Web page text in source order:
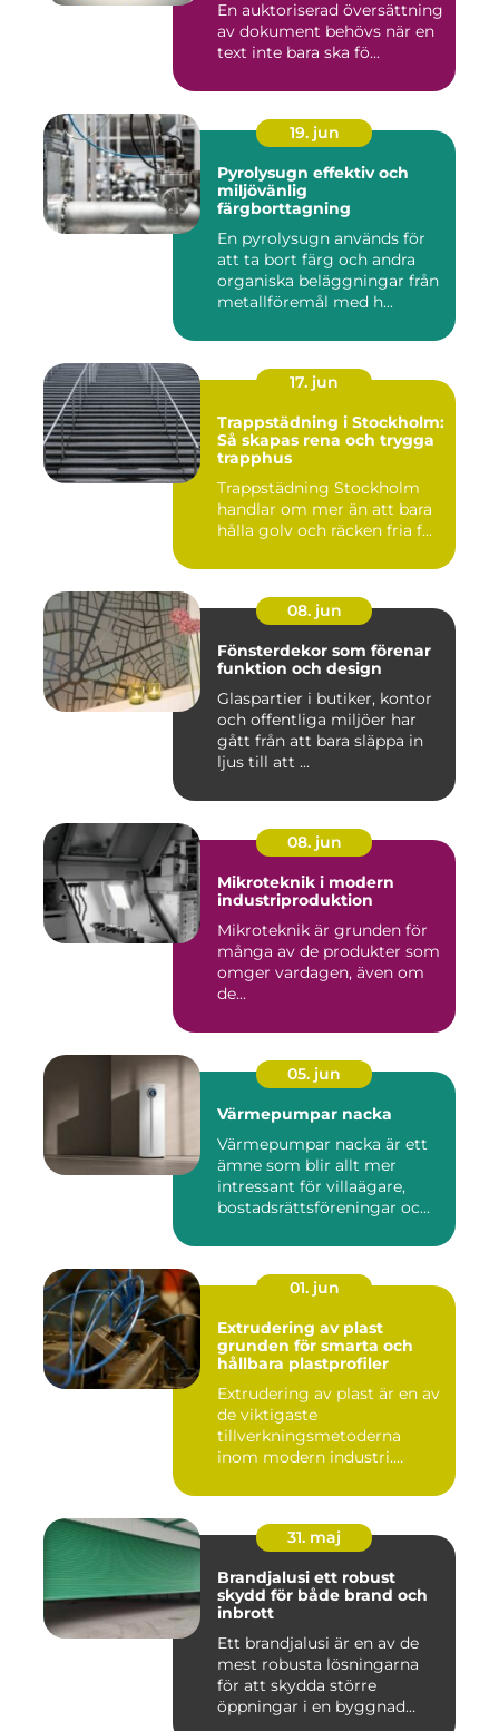
En auktoriserad översättning
av dokument behövs när en
text inte bara ska fö...
19. jun
Pyrolysugn effektiv och
miljövänlig
färgborttagning
En pyrolysugn används för
att ta bort färg och andra
organiska beläggningar från
metallföremål med h...
17. jun
Trappstädning i Stockholm:
Så skapas rena och trygga
trapphus
Trappstädning Stockholm
handlar om mer än att bara
hålla golv och räcken fria f...
08. jun
Fönsterdekor som förenar
funktion och design
Glaspartier i butiker, kontor
och offentliga miljöer har
gått från att bara släppa in
ljus till att ...
08. jun
Mikroteknik i modern
industriproduktion
Mikroteknik är grunden för
många av de produkter som
omger vardagen, även om
de...
05. jun
Värmepumpar nacka
Värmepumpar nacka är ett
ämne som blir allt mer
intressant för villaägare,
bostadsrättsföreningar oc...
01. jun
Extrudering av plast
grunden för smarta och
hållbara plastprofiler
Extrudering av plast är en av
de viktigaste
tillverkningsmetoderna
inom modern industri.
31. maj
Brandjalusi ett robust
skydd för både brand och
inbrott
Ett brandjalusi är en av de
mest robusta lösningarna
för att skydda större
öppningar i en byggnad